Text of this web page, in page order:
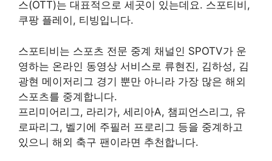
스(OTT)는 대표적으로 세곳이 있는데요. 스포티비,
쿠팡 플레이, 티빙입니다.
스포티비는 스포츠 전문 중계 채널인 SPOTV가 운
영하는 온라인 동영상 서비스로 류현진, 김하성, 김
광현 메이저리그 경기 뿐만 아니라 가장 많은 해외
스포츠를 중계합니다.
프리미어리그, 라리가, 세리아A, 챔피언스리그, 유
로파리그, 벨기에 주필러 프로리그 등을 중계하고
있으니 해외 축구 팬이라면 추천합니다.